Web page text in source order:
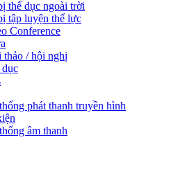
thể dục ngoài trời
tập luyện thể lực
Conference
thảo / hội nghị
phát thanh truyền hình
âm thanh